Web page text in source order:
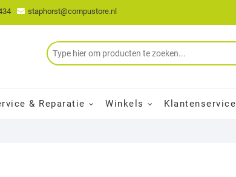
staphorst@compustore.nl
& Reparatie Winkels Klantenservice